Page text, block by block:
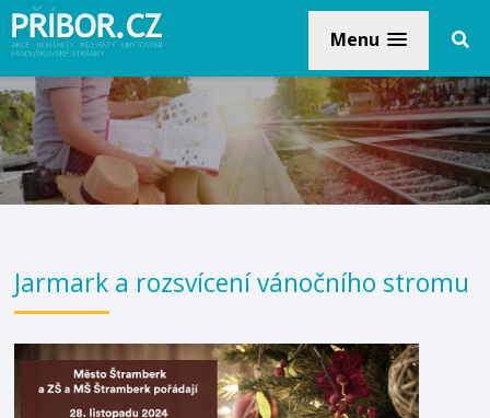
Menu
Jarmark a rozsvícení vánočního stromu